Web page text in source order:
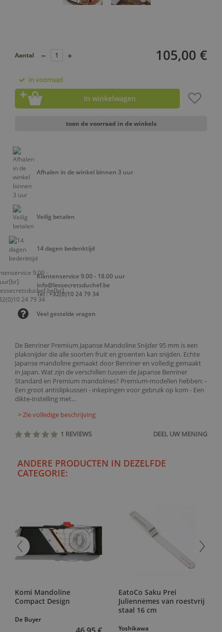
De Benriner Premium Japanse Mandoline Snijder 95 mm is een
plaksnijder die alle soorten fruit en groenten kan snijden. Echte
Japanse mandoline gemaakt door Benriner en volledig gemaakt
in Japan. Wat zijn de verschillen tussen de Japanse Benriner
Standard en Premium mandolines? Premium-modellen hebben: -
Een groot antislipkussen - inkepingen voor gebruik op kom - Een
dikte-instelling met...
> Zie volledige beschrijving
1 REVIEWS DEEL UW MENING
105,00 €
Aantal
In voorraad
In winkelwagen
toon de voorraad in de winkels
Afhalen in de winkel binnen 3 uur
Veilig betalen
14 dagen bedenktijd
Klantenservice 9.00 - 18.00 uur
info@lessecretsduchef.be
Tel : +32(0)10 24 79 34
Veel gestelde vragen
ANDERE PRODUCTEN IN DEZELFDE
CATEGORIE:
Komi Mandoline
Compact Design
De Buyer
EatoCo Saku Prei
Juliennemes van roestvrij
staal 16 cm
Yoshikawa